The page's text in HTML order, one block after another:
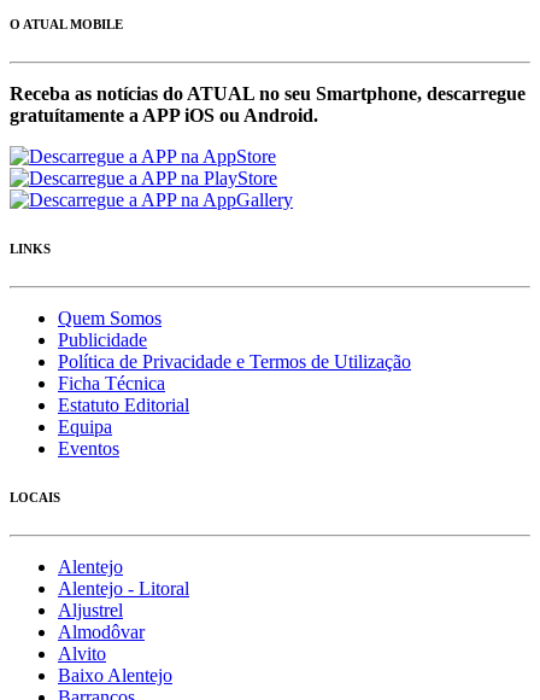
O ATUAL MOBILE
Receba as notícias do ATUAL no seu Smartphone, descarregue
gratuítamente a APP iOS ou Android.
LINKS
Quem Somos
Publicidade
Política de Privacidade e Termos de Utilização
Ficha Técnica
Estatuto Editorial
Equipa
Eventos
LOCAIS
Alentejo
Alentejo - Litoral
Aljustrel
Almodôvar
Alvito
Baixo Alentejo